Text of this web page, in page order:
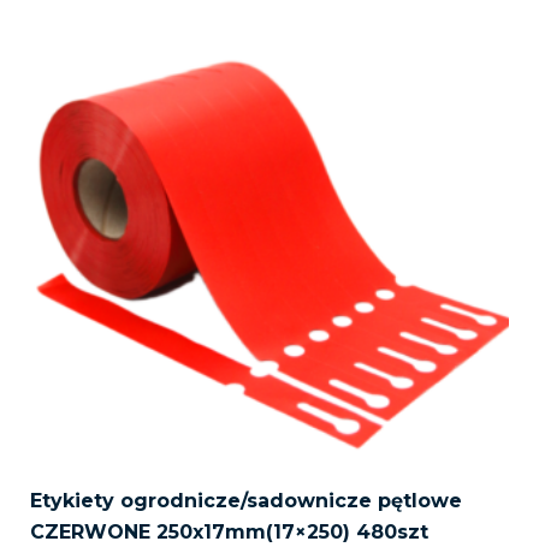
Etykiety ogrodnicze/sadownicze pętlowe
CZERWONE 250x17mm(17×250) 480szt